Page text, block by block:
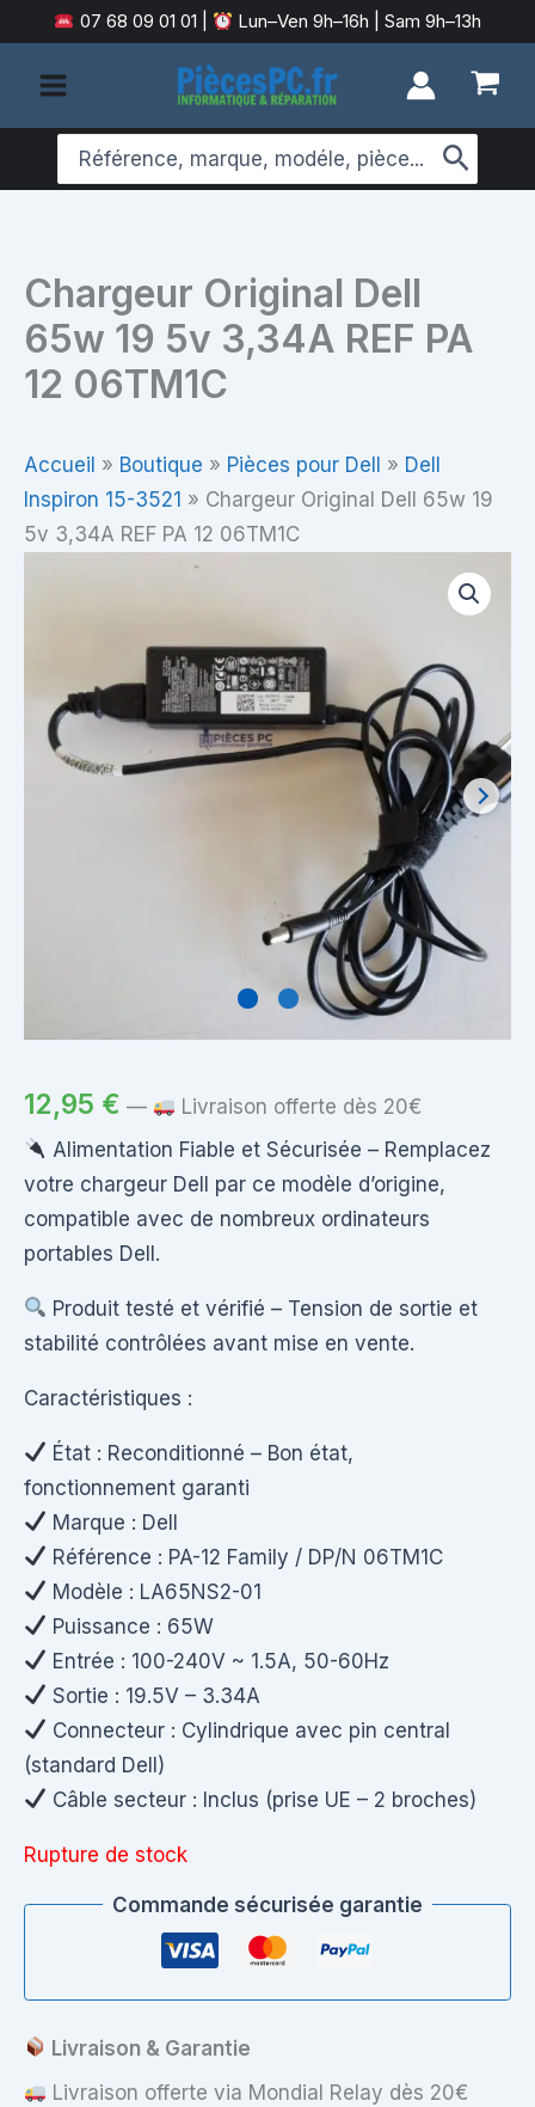
au
contenu
07 68 09 01 01 Lun–Ven 9h–16h | Sam 9h–13h
Search
for:
Chargeur Original Dell
65w 19 5v 3,34A REF PA
12 06TM1C
Accueil » Boutique » Pièces pour Dell » Dell
Inspiron 15-3521 » Chargeur Original Dell 65w 19
5v 3,34A REF PA 12 06TM1C
12,95 € —
Livraison offerte dès 20€
Alimentation Fiable et Sécurisée – Remplacez
votre chargeur Dell par ce modèle d’origine,
compatible avec de nombreux ordinateurs
portables Dell.
Produit testé et vérifié – Tension de sortie et
stabilité contrôlées avant mise en vente.
Caractéristiques :
État : Reconditionné – Bon état,
fonctionnement garanti
Marque : Dell
Référence : PA-12 Family / DP/N 06TM1C
Modèle : LA65NS2-01
Puissance : 65W
Entrée : 100-240V ~ 1.5A, 50-60Hz
Sortie : 19.5V – 3.34A
Connecteur : Cylindrique avec pin central
(standard Dell)
Câble secteur : Inclus (prise UE – 2 broches)
Rupture de stock
Commande sécurisée garantie
Livraison & Garantie
Livraison offerte via Mondial Relay dès 20€